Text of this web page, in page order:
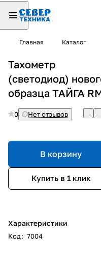
Главная Каталог
Тахометр
(светодиод)
образца ТАЙГА
0 Нет отзывов
В корзину
Купить в 1 клик
Характеристики
Код: 7004